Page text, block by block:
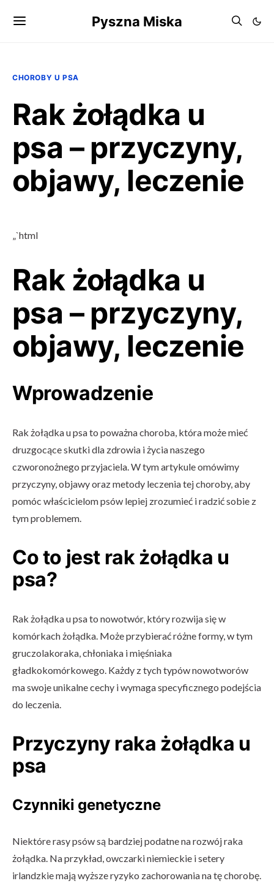
Pyszna Miska
CHOROBY U PSA
Rak żołądka u
psa – przyczyny,
objawy, leczenie
„`html
Rak żołądka u
psa – przyczyny,
objawy, leczenie
Wprowadzenie
Rak żołądka u psa to poważna choroba, która może mieć
druzgocące skutki dla zdrowia i życia naszego
czworonożnego przyjaciela. W tym artykule omówimy
przyczyny, objawy oraz metody leczenia tej choroby, aby
pomóc właścicielom psów lepiej zrozumieć i radzić sobie z
tym problemem.
Co to jest rak żołądka u
psa?
Rak żołądka u psa to nowotwór, który rozwija się w
komórkach żołądka. Może przybierać różne formy, w tym
gruczolakoraka, chłoniaka i mięśniaka
gładkokomórkowego. Każdy z tych typów nowotworów
ma swoje unikalne cechy i wymaga specyficznego podejścia
do leczenia.
Przyczyny raka żołądka u
psa
Czynniki genetyczne
Niektóre rasy psów są bardziej podatne na rozwój raka
żołądka. Na przykład, owczarki niemieckie i setery
irlandzkie mają wyższe ryzyko zachorowania na tę chorobę.